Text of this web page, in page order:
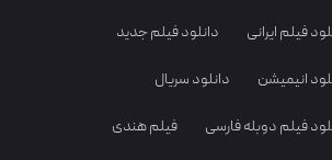
فیلم ایرانی دانلود فیلم جدید
انیمیشن دانلود سریال
فیلم دوبله فارسی فیلم هندی